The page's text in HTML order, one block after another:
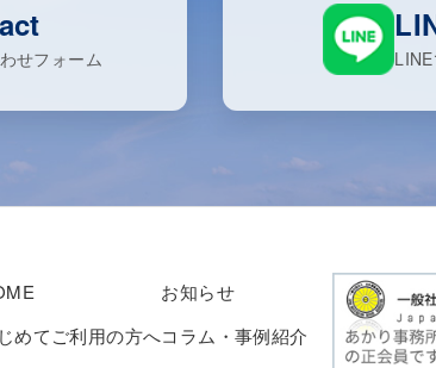
せフォーム
めてご利用の方へ
お知らせ
コラム・事例紹介